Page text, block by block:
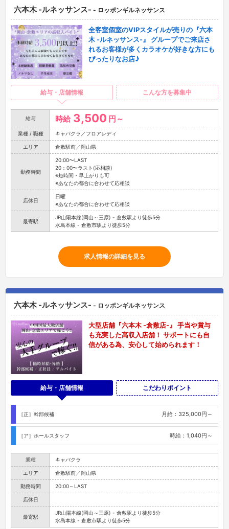
六本木 -ルネッサンス- - ロッポンギルネッサンス
全客室個室のVIPスタイルが売りの『六本
木 -ルネッサンス-』 グループでご来店さ
れるお客様が多くカラオケが好きな方にも
ぴったりなお店♪
給与・店舗情報 こんな方を募集中
給与 時給 3,500 円～
業種 / 職種 キャバクラ／フロアレディ
エリア 倉敷駅前／岡山県
勤務時間
20:00〜LAST
20：00〜ラスト(応相談)
※短時間・早上がりも可
※あなたの都合に合わせて応相談
店休日
日曜
※あなたの都合に合わせて応相談
最寄駅
JR山陽本線(岡山～三原) - 倉敷駅より徒歩5分
水島本線 - 倉敷市駅より徒歩5分
求人情報の詳細を見る
六本木 -ルネッサンス- - ロッポンギルネッサンス
大型店舗『六本木 -倉敷店-』 手当や賞与
も充実した高収入店舗！ サポートにも自
信がある為、安心して始められます！
給与・店舗情報 こだわりポイント
［正］幹部候補 月給：325,000円～
［ア］ホールスタッフ 時給：1,040円～
業種 キャバクラ
エリア 倉敷駅前／岡山県
勤務時間 20:00～LAST
店休日
最寄駅
JR山陽本線(岡山～三原) - 倉敷駅より徒歩5分
水島本線 - 倉敷市駅より徒歩5分